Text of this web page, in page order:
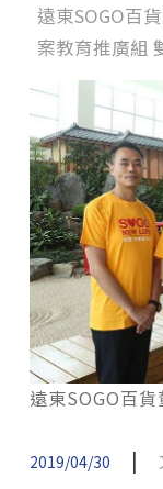
遠東SOGO百
案教育推廣組
遠東SOGO百
2019/04/30 |